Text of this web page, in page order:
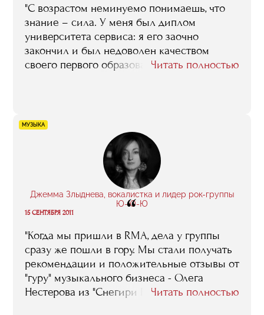
"C возрастом неминуемо понимаешь, что
знание – сила. У меня был диплом
университета сервиса: я его заочно
закончил и был недоволен качеством
своего первого образования. Врать не буду:
созванивался с ребятами, забирал у них
лекции, материалы. Диплом – про работу с
болельщиками на примере «Динамо» –
писал сам. Времени было мало, пришлось
защиту переносить. Защитился в итоге, не
со своей группой, – но защитился. На
Читать полностью
МУЗЫКА
Джемма Злыднева, вокалистка и лидер рок-группы
Ю-Ю-Ю
“
15 СЕНТЯБРЯ 2011
"Когда мы пришли в RMA, дела у группы
сразу же пошли в гору. Мы стали получать
рекомендации и положительные отзывы от
"гуру" музыкального бизнеса - Олега
Нестерова из "Снегири Records", Ильи
Читать полностью